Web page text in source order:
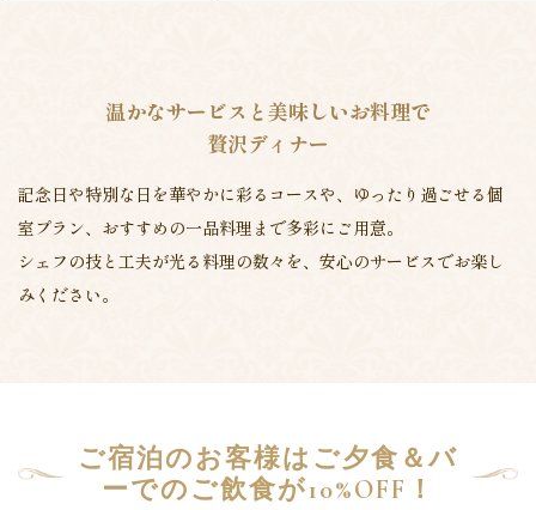
温かなサービスと美味しいお料理で
贅沢ディナー
記念日や特別な日を華やかに彩るコースや、ゆったり過ごせる個
室プラン、おすすめの一品料理まで多彩にご用意。
シェフの技と工夫が光る料理の数々を、安心のサービスでお楽し
みください。
ご宿泊のお客様はご夕食＆バ
ーでのご飲食が10%OFF！